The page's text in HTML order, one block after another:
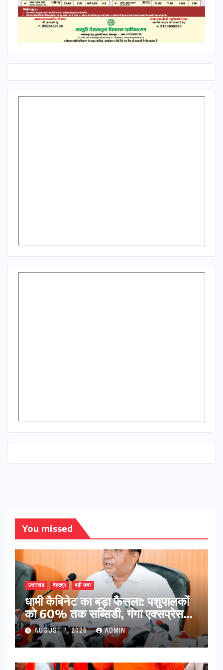
You missed
उत्तराखंड देहरादून बड़ी खबर
​धामी कैबिनेट का बड़ा फैसला: पशुपालकों
को 60% तक सब्सिडी, गंगा एक्सप्रेसवे
का हरिद्वार तक होगा विस्तार
AUGUST 7, 2026 ADMIN